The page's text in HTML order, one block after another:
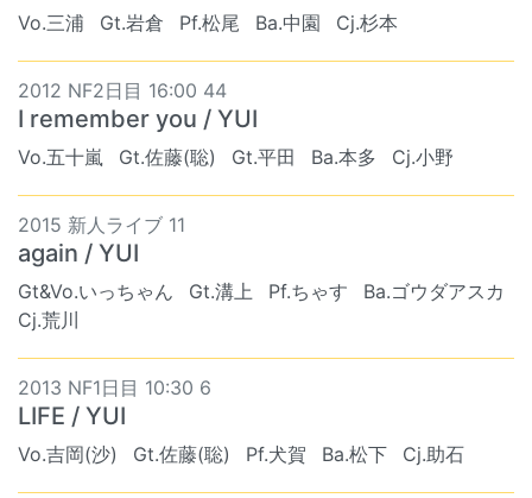
Vo.三浦 Gt.岩倉 Pf.松尾 Ba.中園 Cj.杉本
2012 NF2日目 16:00 44
I remember you / YUI
Vo.五十嵐 Gt.佐藤(聡) Gt.平田 Ba.本多 Cj.小野
2015 新人ライブ 11
again / YUI
Gt&Vo.いっちゃん Gt.溝上 Pf.ちゃす
Ba.ゴウダアスカ
Cj.荒川
2013 NF1日目 10:30 6
LIFE / YUI
Vo.吉岡(沙) Gt.佐藤(聡) Pf.犬賀 Ba.松下 Cj.助石